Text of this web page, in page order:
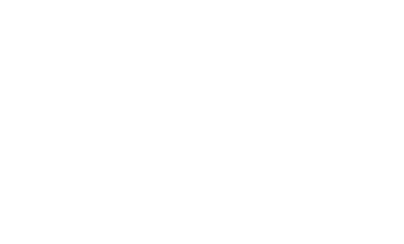
Continuing Education Krems{mlang}
for Continuing Education Krems{mlang}
for Continuing Education Krems{mlang}
for Continuing Education Krems{mlang}